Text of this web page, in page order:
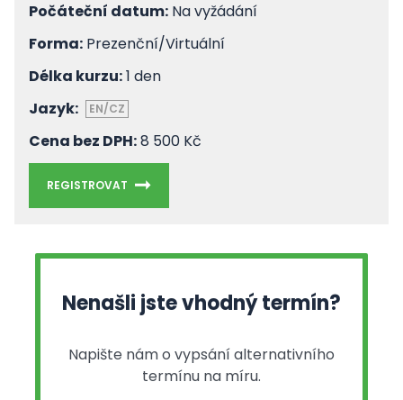
Počáteční datum: Na vyžádání
Forma: Prezenční/Virtuální
Délka kurzu:1 den
Jazyk:
EN/CZ
Cena bez DPH:8 500 Kč
REGISTROVAT
Nenašli jste vhodný termín?
Napište nám o vypsání alternativního
termínu na míru.